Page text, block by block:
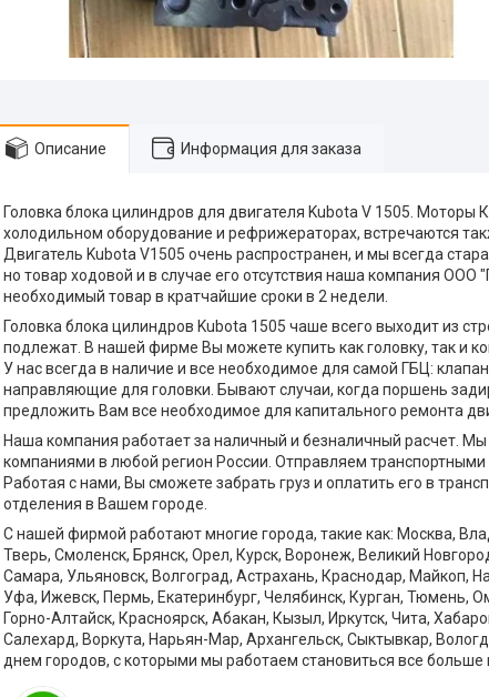
Описание Информация для заказа
Головка блока цилиндров для двигателя Kubota V 1505. Моторы
холодильном оборудование и рефрижераторах, встречаются
Двигатель Kubota V1505 очень распространен, и мы всегда
но товар ходовой и в случае его отсутствия наша компания ООО
необходимый товар в кратчайшие сроки в 2 недели.
Головка блока цилиндров Kubota 1505 чаше всего выходит из
подлежат. В нашей фирме Вы можете купить как головку, так и
У нас всегда в наличие и все необходимое для самой ГБЦ:
направляющие для головки. Бывают случаи, когда поршень
предложить Вам все необходимое для капитального ремонта
Наша компания работает за наличный и безналичный расчет.
компаниями в любой регион России. Отправляем
Работая с нами, Вы сможете забрать груз и оплатить его в
отделения в Вашем городе.
С нашей фирмой работают многие города, такие как: Москва,
Тверь, Смоленск, Брянск, Орел, Курск, Воронеж, Великий
Самара, Ульяновск, Волгоград, Астрахань, Краснодар, Майкоп,
Уфа, Ижевск, Пермь, Екатеринбург, Челябинск, Курган, Тюмень,
Горно-Алтайск, Красноярск, Абакан, Кызыл, Иркутск, Чита,
Салехард, Воркута, Нарьян-Мар, Архангельск, Сыктывкар,
днем городов, с которыми мы работаем становиться все больше